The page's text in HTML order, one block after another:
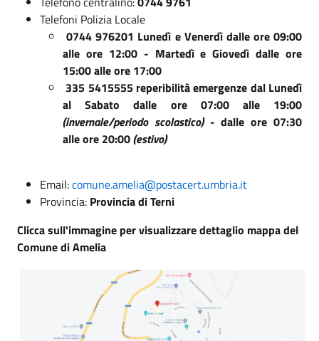
Telefoni Polizia Locale
0744 976201 Lunedì e Venerdì dalle ore 09:00
alle ore 12:00 - Martedì e Giovedì dalle ore
15:00 alle ore 17:00
335 5415555 reperibilità emergenze dal Lunedì
al Sabato dalle ore 07:00 alle 19:00
(invernale/periodo scolastico)- dalle ore 07:30
alle ore 20:00(estivo)
Email:comune.amelia@postacert.umbria.it
Provincia: Provincia di Terni
Clicca sull'immagine per visualizzare dettaglio mappa del
Comune di Amelia